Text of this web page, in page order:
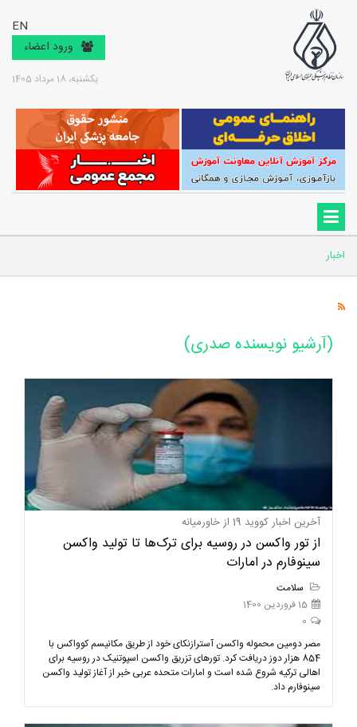
EN
ورود اعضاء
یکشنبه، 18 مرداد 1405
اخبار
(آرشیو نویسنده صدری)
آخرین اخبار کووید 19 از خاورمیانه
از تور واکسن در روسیه برای ترک‌ها تا تولید واکسن
سینوفارم در امارات
سلامت
15 فروردین 1400
0
مصر دومین محموله واکسن آسترازنکای خود از طریق مکانیسم کوواکس با
854 هزار دوز دریافت کرد. تورهای تزریق واکسن اسپوتنیک در روسیه برای
اهالی ترکیه شروع شده است و امارات متحده عربی خبر از آغاز تولید واکسن
سینوفارم داد.